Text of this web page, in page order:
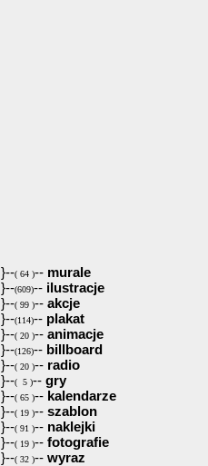
}--( 64 )-- murale
}--(609)-- ilustracje
}--( 99 )-- akcje
}--(114)-- plakat
}--( 20 )-- animacje
}--(126)-- billboard
}--( 20 )-- radio
}--( 5 )-- gry
}--( 65 )-- kalendarze
}--( 19 )-- szablon
}--( 91 )-- naklejki
}--( 19 )-- fotografie
}--( 32 )-- wyraz